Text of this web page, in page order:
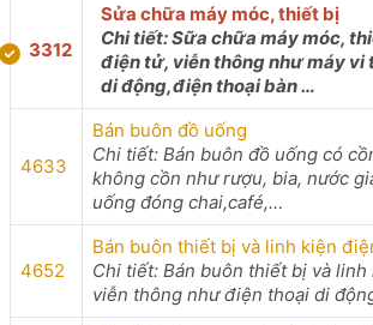
3312
Sửa chữa máy móc, thiết bị
Chi tiết: Sữa chữa máy móc,
điện tử, viễn thông như máy vi
di động,điện thoại bàn …
4633
Bán buôn đồ uống
Chi tiết: Bán buôn đồ uống có
không cồn như rượu, bia, nước
uống đóng chai,café,…
4652
Bán buôn thiết bị và linh kiện
Chi tiết: Bán buôn thiết bị và
viễn thông như điện thoại di